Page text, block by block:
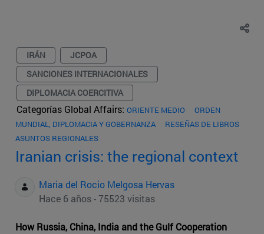
IRÁN
JCPOA
SANCIONES INTERNACIONALES
DIPLOMACIA COERCITIVA
Categorías Global Affairs: ORIENTE MEDIO
ORDEN
MUNDIAL, DIPLOMACIA Y GOBERNANZA
RESEÑAS DE LIBROS
ASUNTOS REGIONALES
Iranian crisis: the regional context
Maria del Rocio Melgosa Hervas
Hace 6 años - 75523 visitas
How Russia, China, India and the Gulf Cooperation